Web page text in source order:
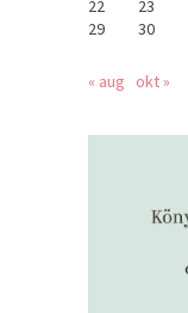
22
23
29
30
« aug okt »